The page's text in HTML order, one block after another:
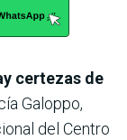
certezas de
Galoppo,
del Centro